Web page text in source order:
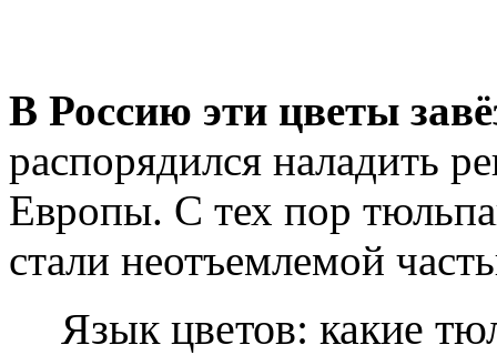
В Россию эти цветы
распорядился наладить
Европы. С тех пор
стали неотъемлемой
Язык цветов: какие